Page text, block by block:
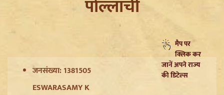
पोल्लाची
मैप पर
क्लिक कर
जानें अपने राज्य
की डिटेल्स
जनसंख्या: 1381505
ESWARASAMY K